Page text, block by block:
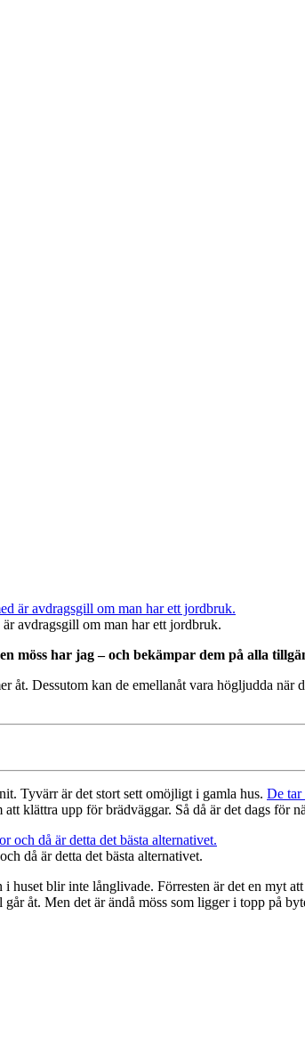
avdragsgill om man har ett jordbruk.
möss har jag – och bekämpar dem på alla
Dessutom kan de emellanåt vara högljudda när
Tyvärr är det stort sett omöjligt i gamla hus. De tar
klättra upp för brädväggar. Så då är det dags för
då är detta det bästa alternativet.
blir inte långlivade. Förresten är det en myt
åt. Men det är ändå möss som ligger i topp på